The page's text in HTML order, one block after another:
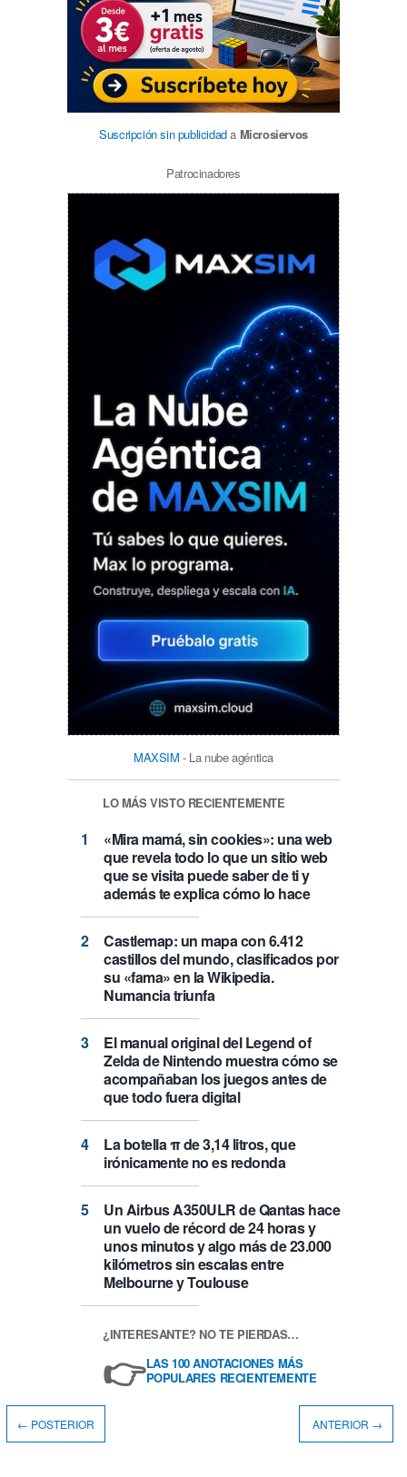
Suscripción sin publicidada Microsiervos
Patrocinadores
MAXSIM - La nube agéntica
LO MÁS VISTO RECIENTEMENTE
«Mira mamá, sin cookies»: una web
que revela todo lo que un sitio web
que se visita puede saber de ti y
además te explica cómo lo hace
Castlemap: un mapa con 6.412
castillos del mundo, clasificados por
su «fama» en la Wikipedia.
Numancia triunfa
El manual original del Legend of
Zelda de Nintendo muestra cómo se
acompañaban los juegos antes de
que todo fuera digital
La botella π de 3,14 litros, que
irónicamente no es redonda
Un Airbus A350ULR de Qantas hace
un vuelo de récord de 24 horas y
unos minutos y algo más de 23.000
kilómetros sin escalas entre
Melbourne y Toulouse
¿INTERESANTE? NO TE PIERDAS…
👉LAS 100 ANOTACIONES MÁS
POPULARES RECIENTEMENTE
← POSTERIOR ANTERIOR →